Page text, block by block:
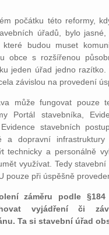
počátku této reformy,
úřadů, bylo
budou muset
obce s rozšířenou
jeden úřad jedno
závislou na provedení
může fungovat pouze
Portál stavebníka,
stavebních
a dopravní
technicky a personálně
využívat. Tedy
pouze při úspěšně
záměru podle
vyjádření či
Ta si stavební úřad